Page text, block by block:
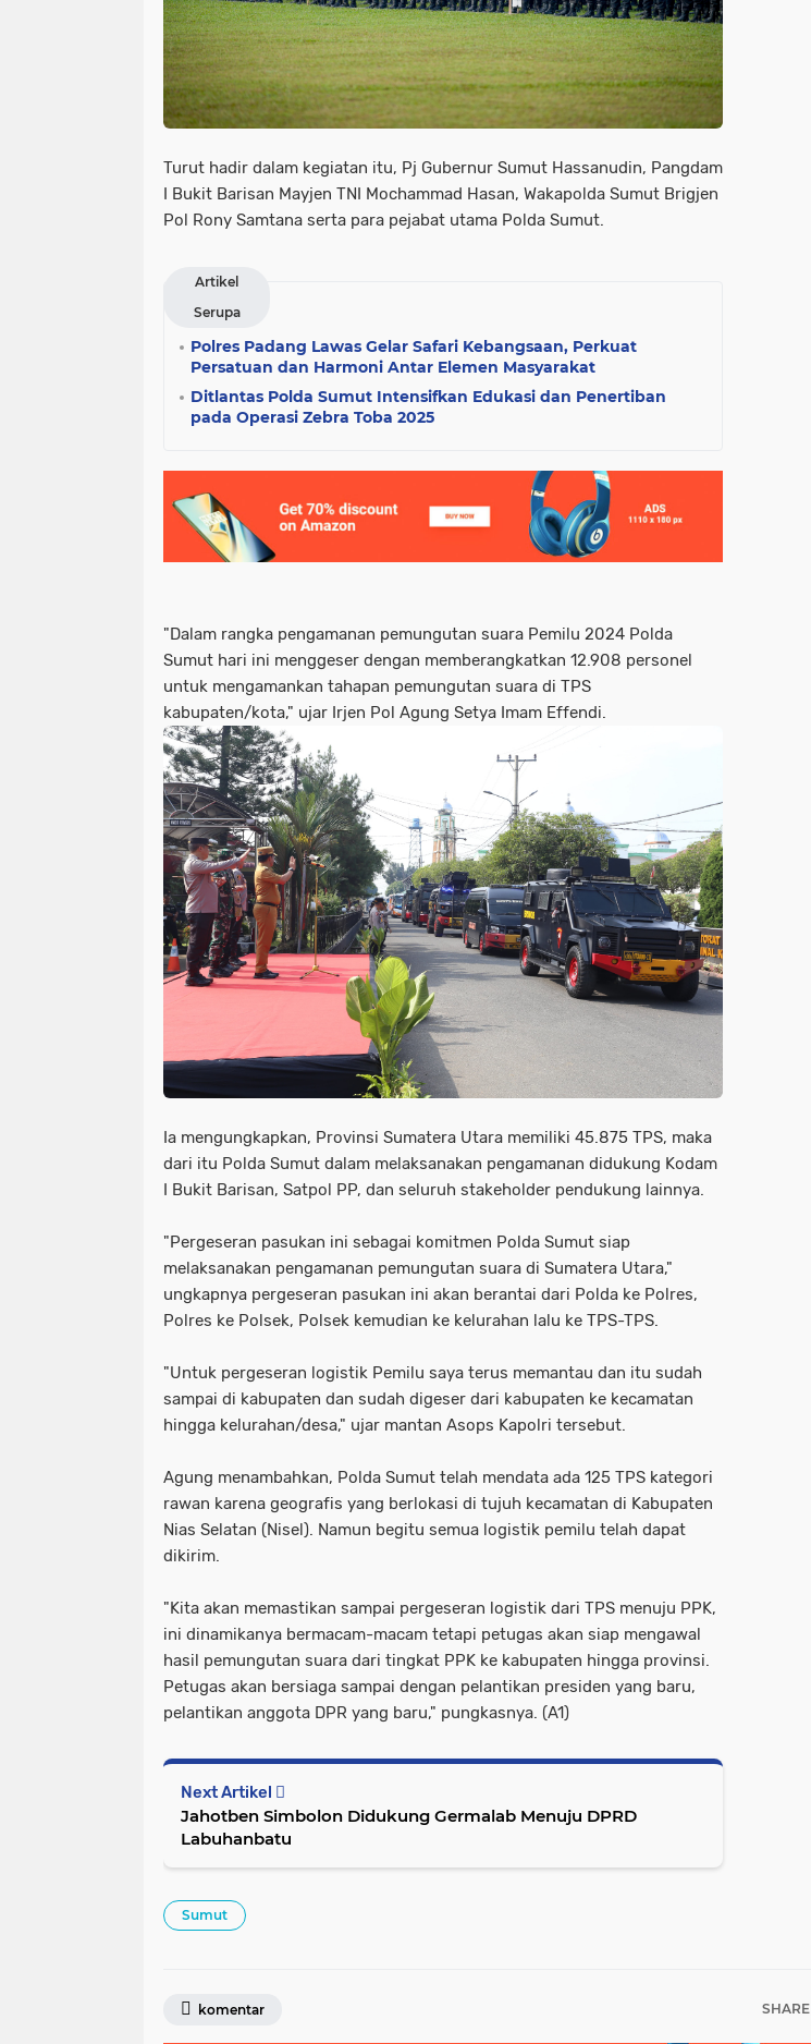
Turut hadir dalam kegiatan itu, Pj Gubernur Sumut Hassanudin, Pangdam
I Bukit Barisan Mayjen TNI Mochammad Hasan, Wakapolda Sumut Brigjen
Pol Rony Samtana serta para pejabat utama Polda Sumut.
Artikel
Serupa
Polres Padang Lawas Gelar Safari Kebangsaan, Perkuat
Persatuan dan Harmoni Antar Elemen Masyarakat
Ditlantas Polda Sumut Intensifkan Edukasi dan Penertiban
pada Operasi Zebra Toba 2025
"Dalam rangka pengamanan pemungutan suara Pemilu 2024 Polda
Sumut hari ini menggeser dengan memberangkatkan 12.908 personel
untuk mengamankan tahapan pemungutan suara di TPS
kabupaten/kota," ujar Irjen Pol Agung Setya Imam Effendi.
Ia mengungkapkan, Provinsi Sumatera Utara memiliki 45.875 TPS, maka
dari itu Polda Sumut dalam melaksanakan pengamanan didukung Kodam
I Bukit Barisan, Satpol PP, dan seluruh stakeholder pendukung lainnya.
"Pergeseran pasukan ini sebagai komitmen Polda Sumut siap
melaksanakan pengamanan pemungutan suara di Sumatera Utara,"
ungkapnya pergeseran pasukan ini akan berantai dari Polda ke Polres,
Polres ke Polsek, Polsek kemudian ke kelurahan lalu ke TPS-TPS.
"Untuk pergeseran logistik Pemilu saya terus memantau dan itu sudah
sampai di kabupaten dan sudah digeser dari kabupaten ke kecamatan
hingga kelurahan/desa," ujar mantan Asops Kapolri tersebut.
Agung menambahkan, Polda Sumut telah mendata ada 125 TPS kategori
rawan karena geografis yang berlokasi di tujuh kecamatan di Kabupaten
Nias Selatan (Nisel). Namun begitu semua logistik pemilu telah dapat
dikirim.
"Kita akan memastikan sampai pergeseran logistik dari TPS menuju PPK,
ini dinamikanya bermacam-macam tetapi petugas akan siap mengawal
hasil pemungutan suara dari tingkat PPK ke kabupaten hingga provinsi.
Petugas akan bersiaga sampai dengan pelantikan presiden yang baru,
pelantikan anggota DPR yang baru," pungkasnya. (A1)
Next Artikel
Jahotben Simbolon Didukung Germalab Menuju DPRD
Labuhanbatu
Sumut
SHARE
komentar